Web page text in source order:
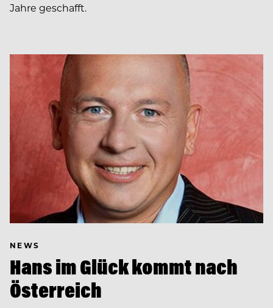
Jahre geschafft.
NEWS
Hans im Glück kommt nach
Österreich